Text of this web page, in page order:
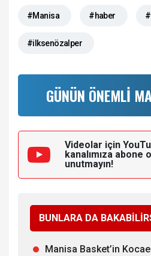
#Manisa #haber
#ilksenözalper
GÜNÜN ÖNEMLİ
Videolar için
kanalımıza abone
unutmayın!
BUNLARA DA
Manisa Basket’in